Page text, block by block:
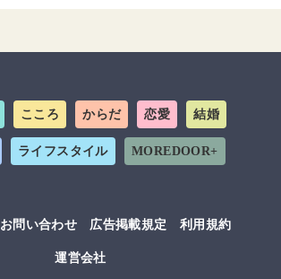
こころ からだ 恋愛 結婚
ライフスタイル MOREDOOR+
お問い合わせ 広告掲載規定
利用規約
運営会社